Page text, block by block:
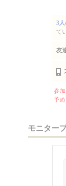
3
て
友
参
予め
モニター